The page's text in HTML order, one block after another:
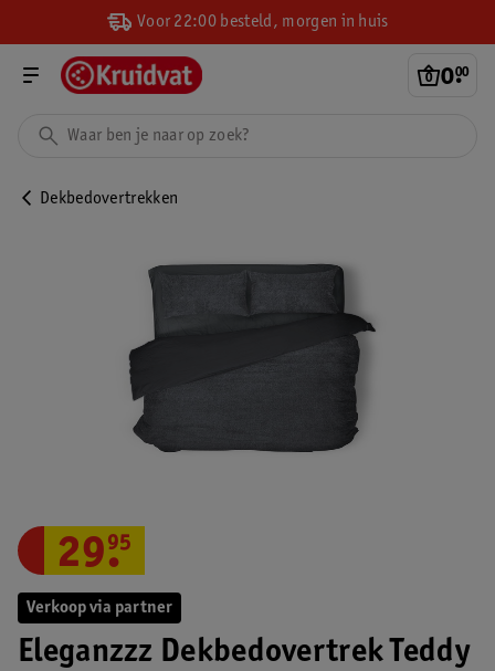
Voor 22:00 besteld, morgen in huis
0.
00
Dekbedovertrekken
Verkoop via partner
Eleganzzz Dekbedovertrek Teddy
29.
95